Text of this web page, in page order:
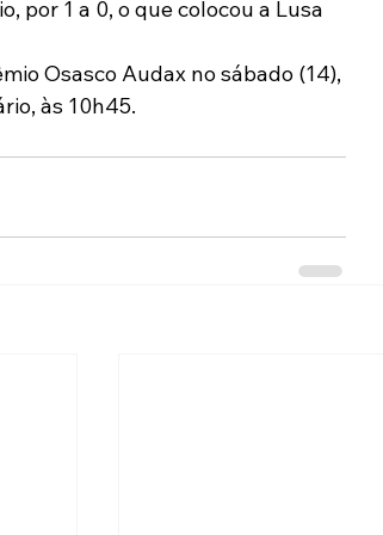
por 1 a 0, o que colocou a Lusa
Osasco Audax no sábado (14),
às 10h45.